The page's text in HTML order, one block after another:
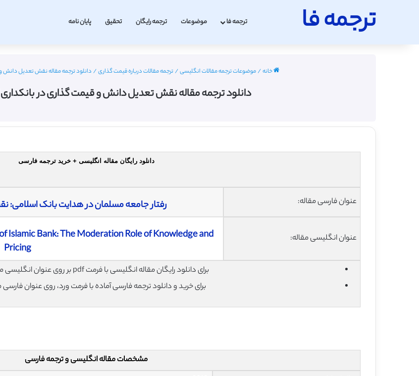
ترجمه فا ترجمه فا موضوعات ترجمه رایگان تحقیق پایان نامه
خانه/موضوعات ترجمه مقالات انگلیسی/ترجمه مقالات درباره قیمت گذاری/ دانلود ترجمه مقاله نقش تعدیل دانش
دانلود ترجمه مقاله نقش تعدیل دانش و قیمت گذاری در بانکداری
دانلود رایگان مقاله انگلیسی + خرید ترجمه فارسی
عنوان فارسی مقاله: رفتار جامعه مسلمان در هدایت بانک
عنوان انگلیسی مقاله:
Islamic Bank: The Moderation Role of Knowledge and
Pricing
برای دانلود رایگان مقاله انگلیسی با فرمت pdf بر روی عنوان انگلیسی مقاله کلیک نمایید.
برای خرید و دانلود ترجمه فارسی آماده با فرمت ورد، روی عنوان
مشخصات مقاله انگلیسی و ترجمه فارسی